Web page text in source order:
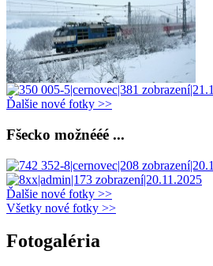
Ďalšie nové fotky >>
Fšecko možnééé ...
Ďalšie nové fotky >>
Všetky nové fotky >>
Fotogaléria